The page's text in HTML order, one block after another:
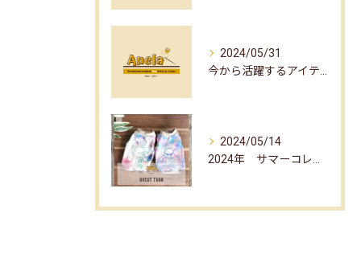
2024/05/31
2024/05/14